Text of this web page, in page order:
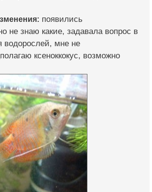
появились
не знаю какие, задавала вопрос в
водорослей, мне не
ксеноккокус, возможно